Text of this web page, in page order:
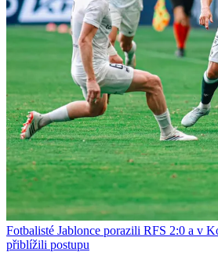
Fotbalisté Jablonce porazili RFS 2:0 a v
přiblížili postupu